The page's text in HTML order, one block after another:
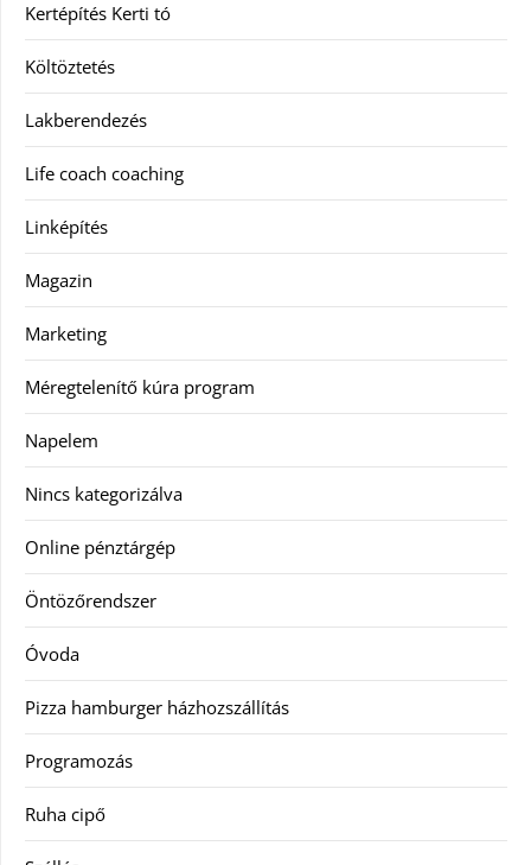
Kertépítés Kerti tó
Költöztetés
Lakberendezés
Life coach coaching
Linképítés
Magazin
Marketing
Méregtelenítő kúra program
Napelem
Nincs kategorizálva
Online pénztárgép
Öntözőrendszer
Óvoda
Pizza hamburger házhozszállítás
Programozás
Ruha cipő